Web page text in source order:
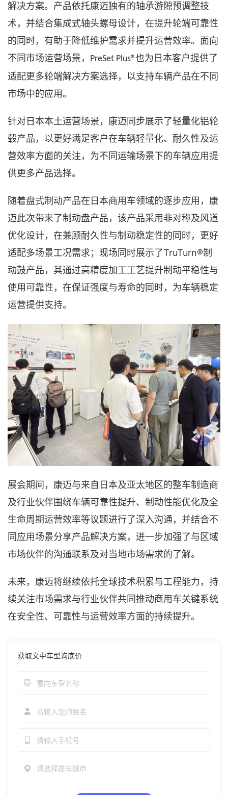
解决方案。产品依托康迈独有的轴承游隙预调整技
术，并结合集成式轴头螺母设计，在提升轮端可靠性
的同时，有助于降低维护需求并提升运营效率。面向
不同市场运营场景，
PreSet Plus®也为日本客户提供了
适配更多轮端解决方案选择，以支持车辆产品在不同
市场中的应用。
针对日本本土运营场景，康迈同步展示了轻量化铝轮
毂产品，以更好满足客户在车辆轻量化、耐久性及运
营效率方面的关注，为不同运输场景下的车辆应用提
供更多产品选择。
随着盘式制动产品在日本商用车领域的逐步应用，康
迈此次带来了制动盘产品，该产品采用非对称及风道
优化设计，在兼顾耐久性与制动稳定性的同时，更好
适配多场景工况需求；现场同时展示了TruTurn®制
动鼓产品，其通过高精度加工工艺提升制动平稳性与
使用可靠性，在保证强度与寿命的同时，为车辆稳定
运营提供支持。
展会期间，康迈与来自日本及亚太地区的整车制造商
及行业伙伴围绕车辆可靠性提升、制动性能优化及全
生命周期运营效率等议题进行了深入沟通，并结合不
同应用场景分享产品解决方案，进一步加强了与区域
市场伙伴的沟通联系及对当地市场需求的了解。
未来，康迈将继续依托全球技术积累与工程能力，持
续关注市场需求与行业伙伴共同推动商用车关键系统
在安全性、可靠性与运营效率方面的持续提升。
获取文中车型询底价
请选择提车城市